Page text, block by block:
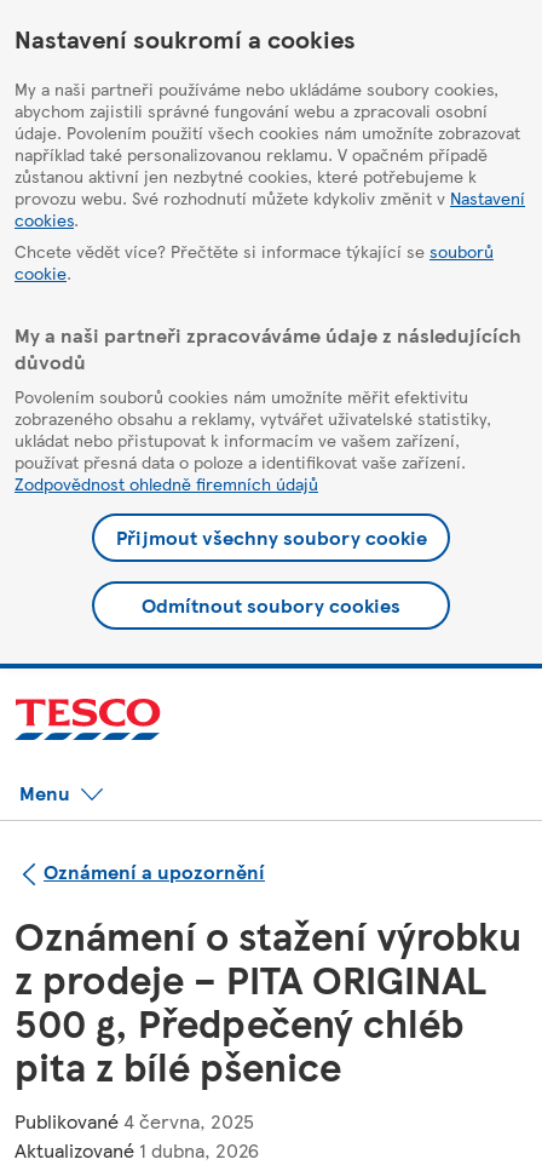
HelpPage
Nastavení soukromí a cookies
My a naši partneři používáme nebo ukládáme soubory cookies,
abychom zajistili správné fungování webu a zpracovali osobní
údaje. Povolením použití všech cookies nám umožníte zobrazovat
například také personalizovanou reklamu. V opačném případě
zůstanou aktivní jen nezbytné cookies, které potřebujeme k
provozu webu. Své rozhodnutí můžete kdykoliv změnit v Nastavení
cookies.
Chcete vědět více? Přečtěte si informace týkající se souborů
cookie.
My a naši partneři zpracováváme údaje z následujících
důvodů
Povolením souborů cookies nám umožníte měřit efektivitu
zobrazeného obsahu a reklamy, vytvářet uživatelské statistiky,
ukládat nebo přistupovat k informacím ve vašem zařízení,
používat přesná data o poloze a identifikovat vaše zařízení.
Zodpovědnost ohledně firemních údajů
Přijmout všechny soubory cookie
Odmítnout soubory cookies
Menu
Oznámení a upozornění
Oznámení o stažení výrobku
z prodeje – PITA ORIGINAL
500 g, Předpečený chléb
pita z bílé pšenice
Publikované4 června, 2025
Aktualizované 1 dubna, 2026